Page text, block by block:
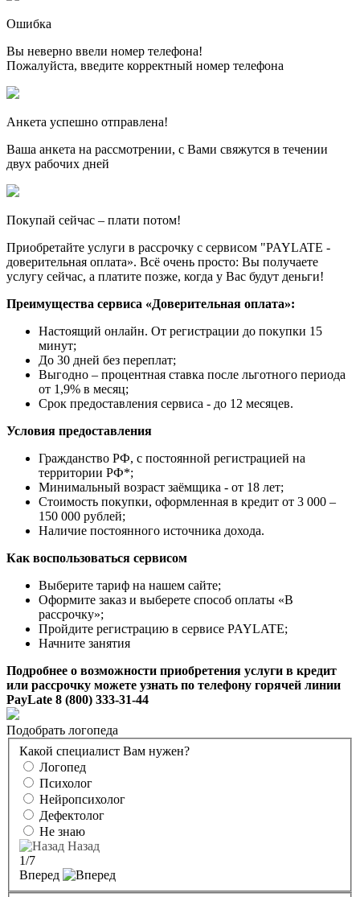
Ошибка
Вы неверно ввели номер телефона!
Пожалуйста, введите корректный номер телефона
Анкета успешно отправлена!
Ваша анкета на рассмотрении, с Вами свяжутся в течении
двух рабочих дней
Покупай сейчас – плати потом!
Приобретайте услуги в рассрочку с сервисом "PAYLATE -
доверительная оплата». Всё очень просто: Вы получаете
услугу сейчас, а платите позже, когда у Вас будут деньги!
Преимущества сервиса «Доверительная оплата»:
Настоящий онлайн. От регистрации до покупки 15
минут;
До 30 дней без переплат;
Выгодно – процентная ставка после льготного периода
от 1,9% в месяц;
Срок предоставления сервиса - до 12 месяцев.
Условия предоставления
Гражданство РФ, с постоянной регистрацией на
территории РФ*;
Минимальный возраст заёмщика - от 18 лет;
Стоимость покупки, оформленная в кредит от 3 000 –
150 000 рублей;
Наличие постоянного источника дохода.
Как воспользоваться сервисом
Выберите тариф на нашем сайте;
Оформите заказ и выберете способ оплаты «В
рассрочку»;
Пройдите регистрацию в сервисе PAYLATE;
Начните занятия
Подробнее о возможности приобретения услуги в кредит
или рассрочку можете узнать по телефону горячей линии
PayLate 8 (800) 333-31-44
Подобрать логопеда
Какой специалист Вам нужен?
Логопед
Психолог
Нейропсихолог
Дефектолог
Не знаю
Назад
1/7
Вперед